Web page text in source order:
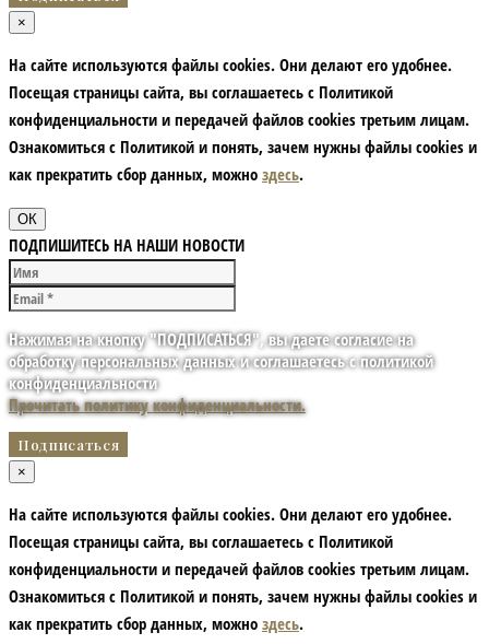
×
На сайте используются файлы cookies. Они делают его удобнее.
Посещая страницы сайта, вы соглашаетесь с Политикой
конфиденциальности и передачей файлов cookies третьим лицам.
Ознакомиться с Политикой и понять, зачем нужны файлы сookies и
как прекратить сбор данных, можно здесь.
ОК
ПОДПИШИТЕСЬ НА НАШИ НОВОСТИ
Нажимая на кнопку "ПОДПИСАТЬСЯ", вы даете согласие на
обработку персональных данных и соглашаетесь с политикой
конфиденциальности
Прочитать политику конфиденциальности.
×
На сайте используются файлы cookies. Они делают его удобнее.
Посещая страницы сайта, вы соглашаетесь с Политикой
конфиденциальности и передачей файлов cookies третьим лицам.
Ознакомиться с Политикой и понять, зачем нужны файлы сookies и
как прекратить сбор данных, можно здесь.